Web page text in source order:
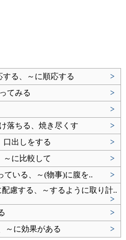
する、～に順応する
>
てみる
>
>
落ちる、焼き尽くす
>
出しをする
>
～に比較して
>
ている、～(物事)に腹を..
>
慮する、～するように取り計..
>
>
～に効果がある >